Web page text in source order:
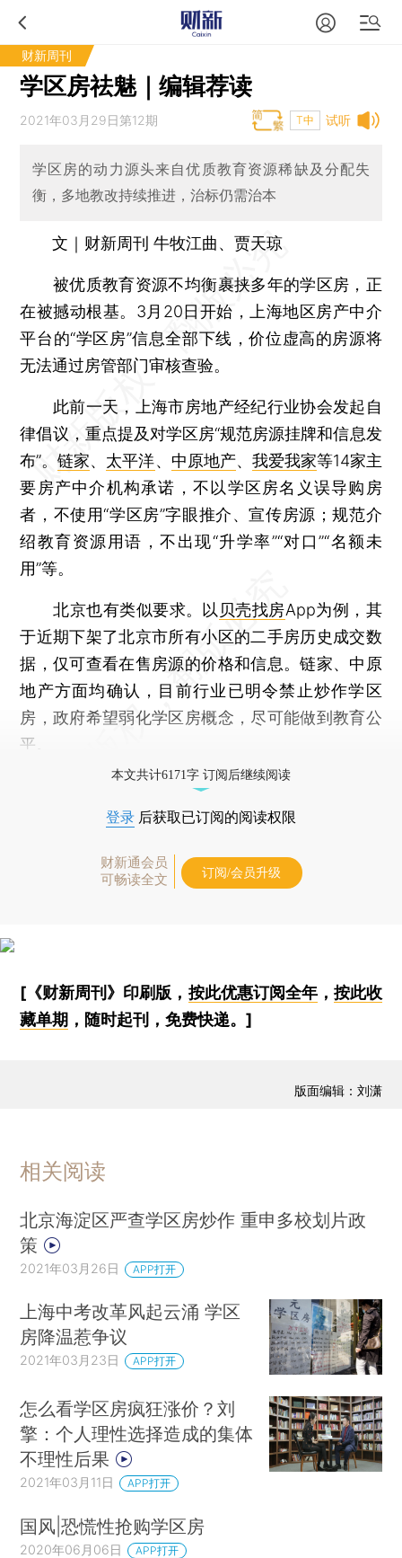
财新周刊
学区房祛魅｜编辑荐读
试听
2021年03月29日第12期 T中
学区房的动力源头来自优质教育资源稀缺及分配失
衡，多地教改持续推进，治标仍需治本
文｜财新周刊 牛牧江曲、贾天琼
被优质教育资源不均衡裹挟多年的学区房，正
在被撼动根基。3月20日开始，上海地区房产中介
平台的“学区房”信息全部下线，价位虚高的房源将
无法通过房管部门审核查验。
此前一天，上海市房地产经纪行业协会发起自
律倡议，重点提及对学区房“规范房源挂牌和信息发
布”。链家、 太平洋、 中原地产、 我爱我家等14家主
要房产中介机构承诺，不以学区房名义误导购房
者，不使用“学区房”字眼推介、宣传房源；规范介
绍教育资源用语，不出现“升学率”“对口”“名额未
用”等。
北京也有类似要求。以 贝壳找房App为例，其
于近期下架了北京市所有小区的二手房历史成交数
据，仅可查看在售房源的价格和信息。链家、中原
地产方面均确认，目前行业已明令禁止炒作学区
房，政府希望弱化学区房概念，尽可能做到教育公
平。
本文共计6171字 订阅后继续阅读
登录 后获取已订阅的阅读权限
财新通会员
可畅读全文
订阅/会员升级
[《财新周刊》印刷版， 按此优惠订阅全年， 按此收
藏单期 ，随时起刊，免费快递。]
版面编辑：刘潇
相关阅读
北京海淀区严查学区房炒作 重申多校划片政
策
2021年03月26日 APP打开
上海中考改革风起云涌 学区
房降温惹争议
2021年03月23日 APP打开
怎么看学区房疯狂涨价？刘
擎：个人理性选择造成的集体
不理性后果
2021年03月11日 APP打开
国风|恐慌性抢购学区房
2020年06月06日 APP打开